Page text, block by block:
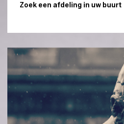
Zoek een afdeling in uw buurt